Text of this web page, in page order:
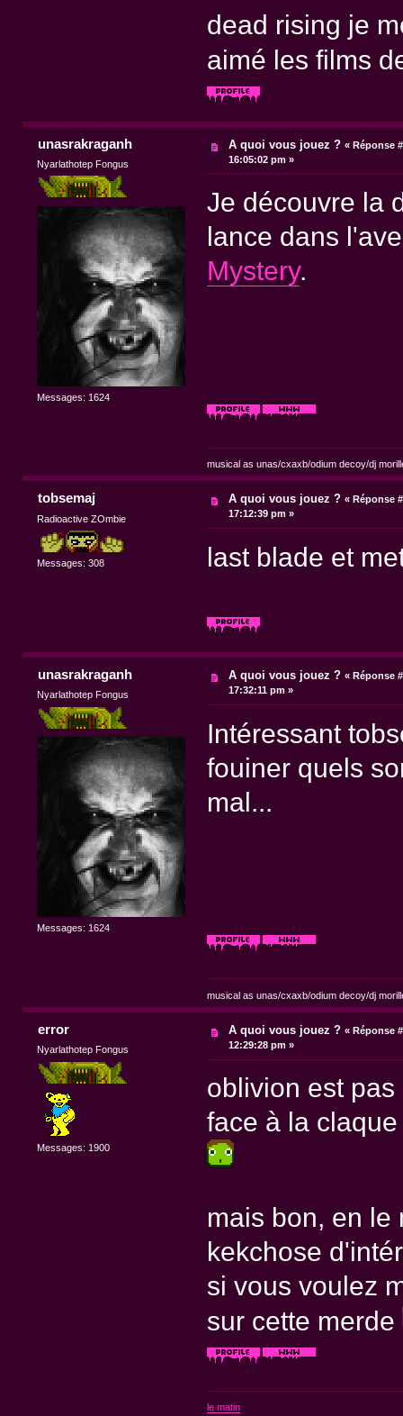
dead rising je
aimé les films
unasrakraganh
Nyarlathotep Fongus
Messages: 1624
A quoi vous jouez ? «Réponse
16:05:02 pm »
Je découvre la
lance dans
Mystery.
musical as unas/cxaxb/odium decoy/dj
tobsemaj
Radioactive ZOmbie
Messages: 308
A quoi vous jouez ? « Réponse
17:12:39 pm »
last blade et
unasrakraganh
Nyarlathotep Fongus
Messages: 1624
A quoi vous jouez ? «Réponse
17:32:11 pm »
Intéressant
fouiner quels
mal...
musical as unas/cxaxb/odium decoy/dj
error
Nyarlathotep Fongus
Messages: 1900
A quoi vous jouez ? «Réponse
12:29:28 pm »
oblivion est
face à la
mais bon, en le
kekchose
si vous voulez
sur cette merde
le matin